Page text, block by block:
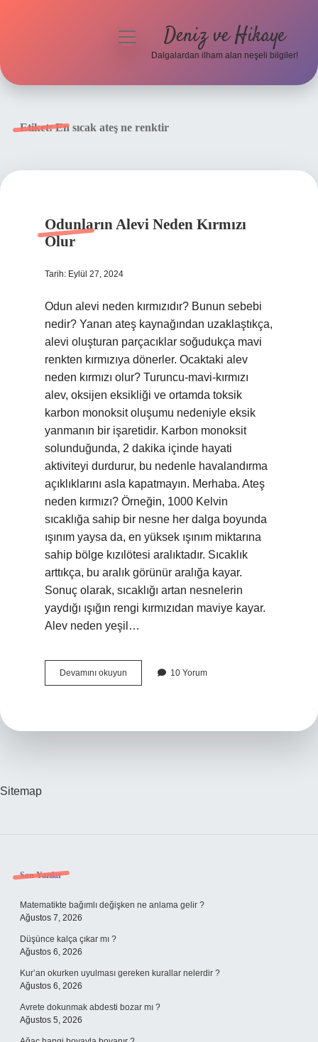
menüyü
Deniz ve Hikaye
Dalgalardan ilham alan neşeli bilgiler!
Etiket:En sıcak ateş ne renktir
Odunların Alevi Neden Kırmızı
Olur
Tarih: Eylül 27, 2024
Odun alevi neden kırmızıdır? Bunun sebebi
nedir? Yanan ateş kaynağından uzaklaştıkça,
alevi oluşturan parçacıklar soğudukça mavi
renkten kırmızıya dönerler. Ocaktaki alev
neden kırmızı olur? Turuncu-mavi-kırmızı
alev, oksijen eksikliği ve ortamda toksik
karbon monoksit oluşumu nedeniyle eksik
yanmanın bir işaretidir. Karbon monoksit
solunduğunda, 2 dakika içinde hayati
aktiviteyi durdurur, bu nedenle havalandırma
açıklıklarını asla kapatmayın. Merhaba. Ateş
neden kırmızı? Örneğin, 1000 Kelvin
sıcaklığa sahip bir nesne her dalga boyunda
ışınım yaysa da, en yüksek ışınım miktarına
sahip bölge kızılötesi aralıktadır. Sıcaklık
arttıkça, bu aralık görünür aralığa kayar.
Sonuç olarak, sıcaklığı artan nesnelerin
yaydığı ışığın rengi kırmızıdan maviye kayar.
Alev neden yeşil…
Devamını okuyun Odunların
Alevi
10 Yorum
Sitemap
Sidebar
Son Yazılar
Matematikte bağımlı değişken ne anlama gelir ?
Ağustos 7, 2026
Düşünce kalça çıkar mı ?
Ağustos 6, 2026
Kur’an okurken uyulması gereken kurallar nelerdir ?
Ağustos 6, 2026
Avrete dokunmak abdesti bozar mı ?
Ağustos 5, 2026